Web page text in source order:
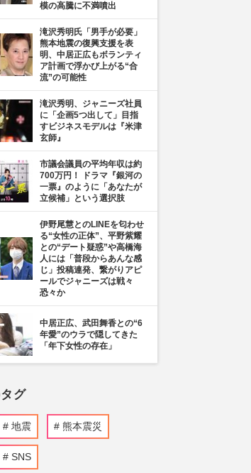
模の高騰に不満噴出
滝沢秀明氏「男手が必要」
熊本地震の復興支援を表
明、中居正広もボランティ
ア計画で浮かび上がる“合
流”の可能性
滝沢秀明、ジャニーズ社員
に「企画5つ出して」目指
すビジネスモデルは『米津
玄師』
市議会議員の平均年収は約
700万円！ ドラマ『銀河の
一票』のように「あなたが
立候補」という選択肢
伊野尾慧とのLINEを匂わせ
る“女性の正体”、平野紫耀
との“デート疑惑”や高橋海
人には「普段からあんな感
じ」投稿連発、繋がりアピ
ールでジャニーズは戦々
恐々か
中居正広、武田舞香との“6
年愛”のウラで隠してきた
「年下女性の存在」
グ
地震 熊本震災
SNS